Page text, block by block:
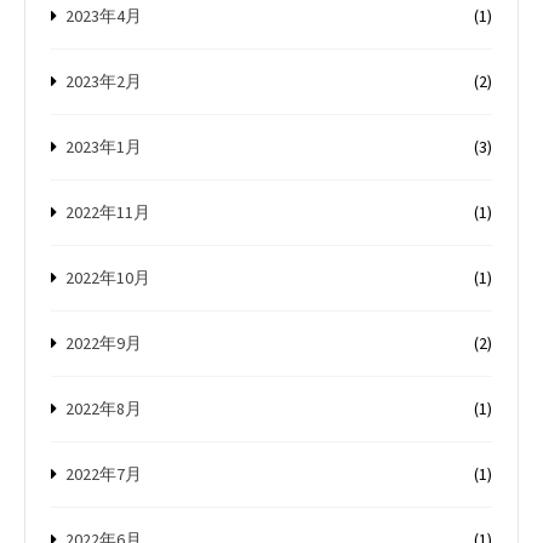
2023年4月 (1)
2023年2月 (2)
2023年1月 (3)
2022年11月 (1)
2022年10月 (1)
2022年9月 (2)
2022年8月 (1)
2022年7月 (1)